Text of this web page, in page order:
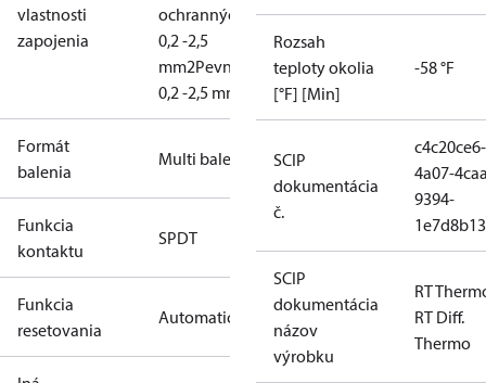
vlastnosti
zapojenia
ochranných krúžkov
0,2 -2,5
mm2Pevné/spletené:
0,2 -2,5 mm2
Formát
balenia
Multi balenie
Funkcia
kontaktu
SPDT
Funkcia
resetovania
Automatický
Rozsah
teploty okolia
[°F] [Min]
-58 °F
SCIP
dokumentácia
č.
c4c20ce6-
4a07-
9394-
SCIP
dokumentácia
názov
výrobku
RT
RT Diff.
Thermo